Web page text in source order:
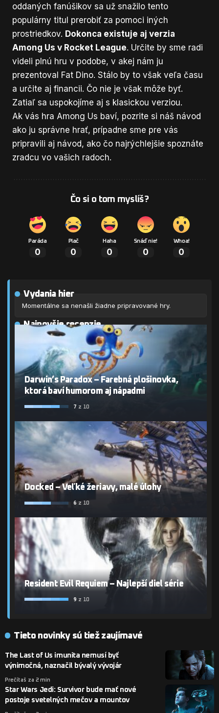
oddaných fanúšikov sa už snažilo tento
populárny titul prerobiť za pomoci iných
prostriedkov. Dokonca existuje aj verzia
Among Us v Rocket League. Určite by sme radi
videli plnú hru v podobe, v akej nám ju
prezentoval Fat Dino. Stálo by to však veľa času
a určite aj financii. Čo nie je však môže byť.
Zatiaľ sa uspokojíme aj s klasickou verziou.
Ak vás hra Among Us baví, pozrite si náš návod
ako ju správne hrať, prípadne sme pre vás
pripravili aj návod, ako čo najrýchlejšie spoznáte
zradcu vo vašich radoch.
Čo si o tom myslíš?
Paráda
0
Plač
0
Haha
0
Snáď nie!
0
Whoa!
0
Vydania hier
Momentálne sa nenašli žiadne pripravované hry.
Najnovšie recenzie
Darwin’s Paradox – Farebná plošinovka,
ktorá baví humorom aj nápadmi
7 z 10
Docked – Veľké žeriavy, malé úlohy
6 z 10
Resident Evil Requiem – Najlepší diel série
9 z 10
Tieto novinky sú tiež zaujímavé
The Last of Us imunita nemusí byť
výnimočná, naznačil bývalý vývojár
Prečítaš za 2 min
Star Wars Jedi: Survivor bude mať nové
postoje svetelných mečov a mountov